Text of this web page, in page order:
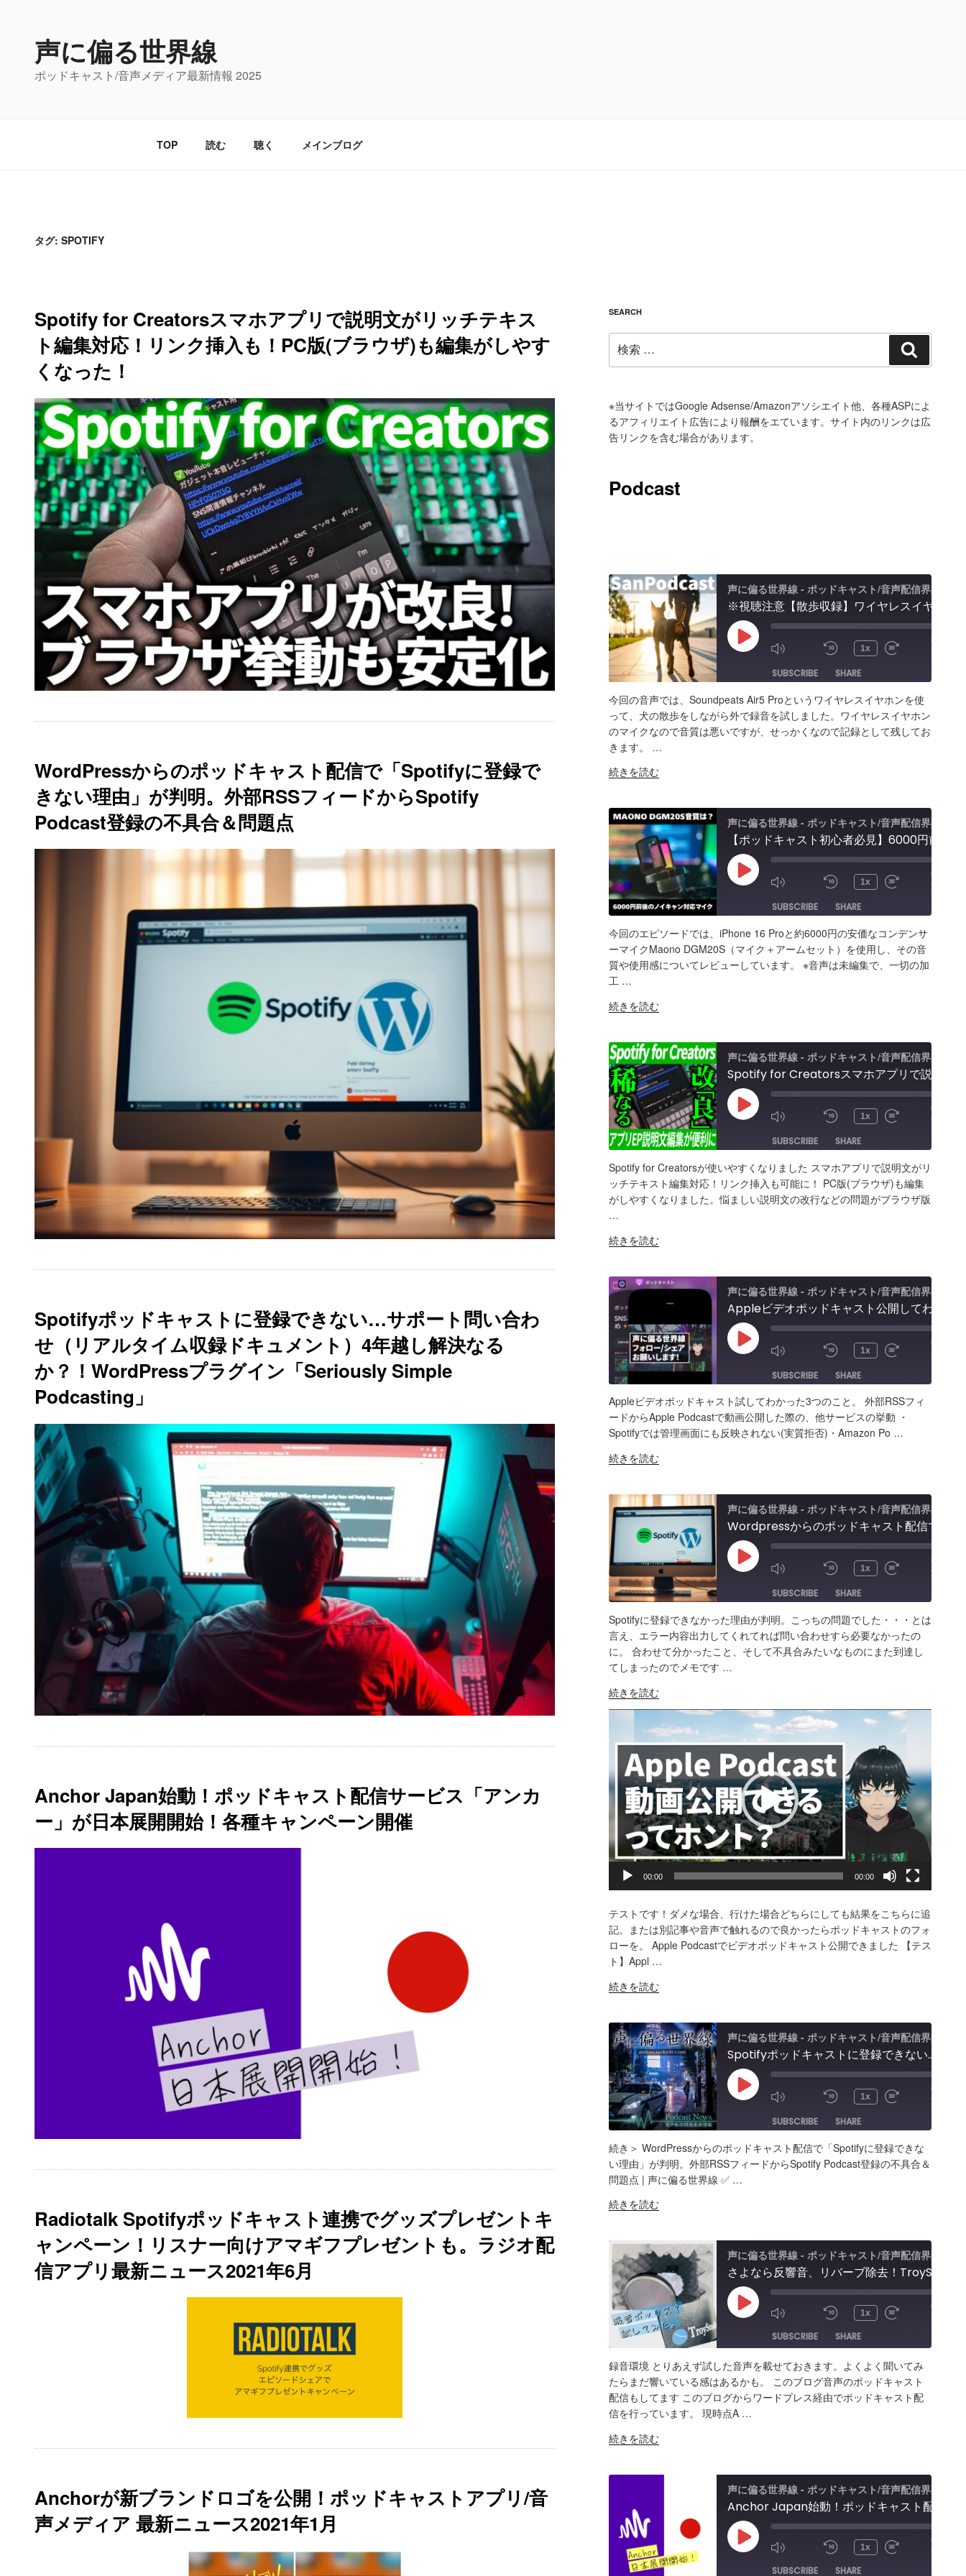
声に偏る世界線
ポッドキャスト/音声メディア最新情報 2025
TOP 読む 聴く メインブログ
タグ: SPOTIFY
Spotify for Creatorsスマホアプリで説明文がリッチテキス
ト編集対応！リンク挿入も！PC版(ブラウザ)も編集がしやす
くなった！
WordPressからのポッドキャスト配信で「Spotifyに登録で
きない理由」が判明。外部RSSフィードからSpotify
Podcast登録の不具合＆問題点
Spotifyポッドキャストに登録できない…サポート問い合わ
せ（リアルタイム収録ドキュメント）4年越し解決なる
か？！WordPressプラグイン「Seriously Simple
Podcasting」
Anchor Japan始動！ポッドキャスト配信サービス「アンカ
ー」が日本展開開始！各種キャンペーン開催
Radiotalk Spotifyポッドキャスト連携でグッズプレゼントキ
ャンペーン！リスナー向けアマギフプレゼントも。ラジオ配
信アプリ最新ニュース2021年6月
Anchorが新ブランドロゴを公開！ポッドキャストアプリ/音
声メディア 最新ニュース2021年1月
SEARCH
索:
索
※当サイトではGoogle Adsense/Amazonアソシエイト他、各種ASPによ
るアフィリエイト広告により報酬をエています。サイト内のリンクは広
告リンクを含む場合があります。
Podcast
声に偏る世界線 - ポッドキャスト/音声配信界隈
Play
1x
00:00
/
SUBSCRIBE
SHARE
Amazon Apple Podcasts
RSS
Spotify
SHARE
LINK
EMBED
今回の音声では、Soundpeats Air5 Proというワイヤレスイヤホンを使
って、犬の散歩をしながら外で録音を試しました。ワイヤレスイヤホン
のマイクなので音質は悪いですが、せっかくなので記録として残してお
きます。 …
"※
注
意
【散
歩
収
録】
ワ
イ
レ
ス
ヤ
ン
「SoundPeats
Air
5
Pro」
の
マ
イ
ク
で
ポ
キ
ス
ト
音
声
収
録
レ
ビ
ュ
ー"
の
続きを読む
声に偏る世界線 - ポッドキャスト/音声配信界隈
Play
1x
00:00
/
23:41
SUBSCRIBE
SHARE
Amazon Apple Podcasts
RSS
Spotify
SHARE
EMBED
今回のエピソードでは、iPhone 16 Proと約6000円の安価なコンデンサ
ーマイクMaono DGM20S（マイク＋アームセット）を使用し、その音
質や使用感についてレビューしています。 ※音声は未編集で、一切の加
工 …
"【ポ
キ
ャ
ス
ト
初
心
者
必
見】
6000
後
ノ
イ
キ
ャ
ン
対
応
マ
イ
ク
「Maono
音
は？
機
材
選
び
で
悩
む
よ
り
ま
ず
始
め
う
大
事"
の
続きを読む
声に偏る世界線 - ポッドキャスト/音声配信界隈
Play
1x
00:00
/
SUBSCRIBE
SHARE
Amazon Apple Podcasts
RSS
Spotify
SHARE
LINK
EMBED
Spotify for Creatorsが使いやすくなりました スマホアプリで説明文がリ
ッチテキスト編集対応！リンク挿入も可能に！ PC版(ブラウザ)も編集
がしやすくなりました。悩ましい説明文の改行などの問題がブラウザ版
…
"Spotify
ス
マ
ホ
ア
プ
リ
で
説
文
リ
チ
テ
キ
ス
ト
編
集
対
応！
リ
ン
ク
入
も！
版
ラ
ウ
も
編
集
し
す
く
な
っ
た！"
の
続きを読む
声に偏る世界線 - ポッドキャスト/音声配信界隈
Play
1x
00:00
/
27:15
SUBSCRIBE
SHARE
Amazon Apple Podcasts
RSS
Spotify
RSS FEED
SHARE
LINK
Appleビデオポッドキャスト試してわかった3つのこと。 外部RSSフィ
ードからApple Podcastで動画公開した際の、他サービスの挙動 ・
Spotifyでは管理画面にも反映されない(実質拒否)・Amazon Po …
"Apple
オ
ポ
ッ
ド
キ
ャ
ス
ト
公
開
し
わ
か
た
つ
の
と。
プ
フ
ォ
ー
ム
の
挙
／
懸
念
事
項
＆
注
点
／
外
部
Spotify
で
動
画
公
開
す
る
方
法"
の
続きを読む
声に偏る世界線 - ポッドキャスト/音声配信界隈
Play
1x
00:00
/
34:23
SUBSCRIBE
SHARE
Amazon Apple Podcasts
RSS
Spotify
SHARE
LINK
EMBED
Spotifyに登録できなかった理由が判明。こっちの問題でした・・・とは
言え、エラー内容出力してくれてれば問い合わせすら必要なかったの
に。 合わせて分かったこと、そして不具合みたいなものにまた到達し
てしまったのでメモです …
"WordPress
か
ッ
ド
ト
配
「Spotify
に
登
録
き
い
理
由」
が
判
明。
外
部
RSS
フ
ィ
ー
ド
ら
Spotify
Podcast
登
録
の
合
＆
問
題
点"
の
続きを読む
プ
ー
ヤ
ー
00:00 00:00
テストです！ダメな場合、行けた場合どちらにしても結果をこちらに追
記。または別記事や音声で触れるので良かったらポッドキャストのフォ
ローを。 Apple Podcastでビデオポッドキャスト公開できました 【テス
ト】Appl …
"【テ
Apple
Podcast
で
ビ
デ
オ
ポ
ッ
ド
キ
ス
WordPress
ら
RSS
ホ
ス
ィ
ン
グ
で
動
配
す
続きを読む
声に偏る世界線 - ポッドキャスト/音声配信界隈
Play
1x
00:00
/
26:04
SUBSCRIBE
SHARE
Amazon Apple Podcasts
RSS
Spotify
RSS FEED
SHARE
LINK
続き＞ WordPressからのポッドキャスト配信で「Spotifyに登録できな
い理由」が判明。外部RSSフィードからSpotify Podcast登録の不具合＆
問題点 | 声に偏る世界線 ✅️ …
"Spotify
キ
ャ
ス
ト
に
登
録
で
き
な
サ
ー
続きを読む
声に偏る世界線 - ポッドキャスト/音声配信界隈
Play
1x
00:00
/
SUBSCRIBE
SHARE
Amazon Apple Podcasts
RSS
Spotify
SHARE
LINK
EMBED
録音環境 とりあえず試した音声を載せておきます。よくよく聞いてみ
たらまだ響いている感はあるかも。 このブログ音声のポッドキャスト
配信もしてます このブログからワードプレス経由でポッドキャスト配
信を行っています。 現時点A …
"さ
音、
続きを読む
声に偏る世界線 - ポッドキャスト/音声配信界隈
Play
1x
00:00
/
SUBSCRIBE
SHARE